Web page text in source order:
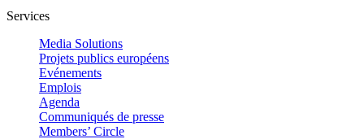
Services
Media Solutions
Projets publics européens
Evénements
Emplois
Agenda
Communiqués de presse
Members’ Circle